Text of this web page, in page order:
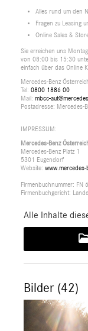
Alles rund um den
Fragen zu Leasing
Online Sales &
Sie erreichen uns
von 08:00 bis 15:30
einfach über das Online
Mercedes-Benz
Tel: 0800 1886 00
Mail: mbcc-
Postadresse: Mercedes-
IMPRESSUM:
Mercedes-Benz
Mercedes-Benz Platz 1
5301 Eugendorf
Website: www.mercedes-
Firmenbuchnummer: FN
Firmenbuchgericht:
Alle Inhalte
Bilder (42)